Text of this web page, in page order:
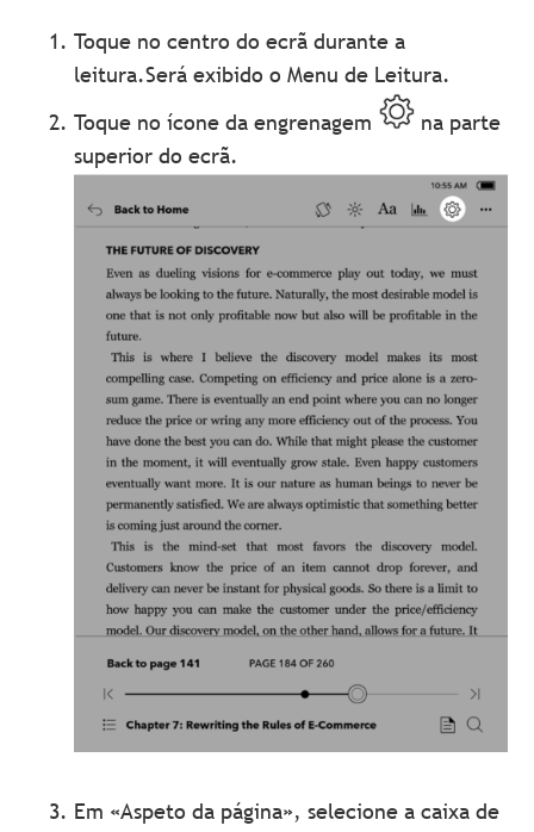
Toque no centro do ecrã durante a
leitura.Será exibido o Menu de Leitura.
Toque no ícone da engrenagem
na parte
superior do ecrã.
Em «Aspeto da página», selecione a caixa de